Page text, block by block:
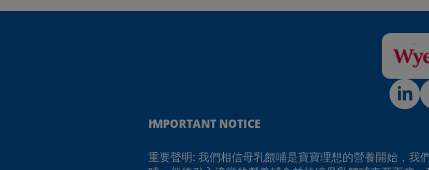
IMPORTANT NOTICE
重要聲明: 我們相信母乳餵哺是寶寶理想的營養開始，